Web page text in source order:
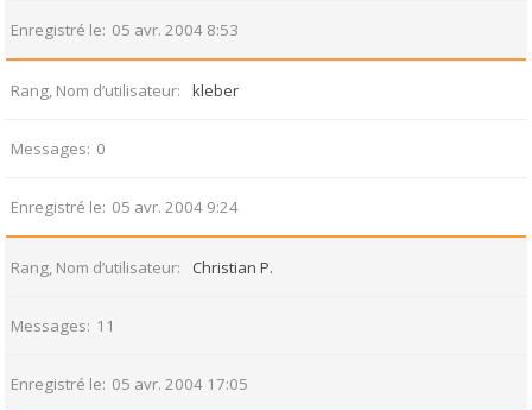
Enregistré le 05 avr. 2004 8:53
Rang, Nom d’utilisateur kleber
Messages 0
Enregistré le 05 avr. 2004 9:24
Rang, Nom d’utilisateur Christian P.
Messages 11
Enregistré le 05 avr. 2004 17:05